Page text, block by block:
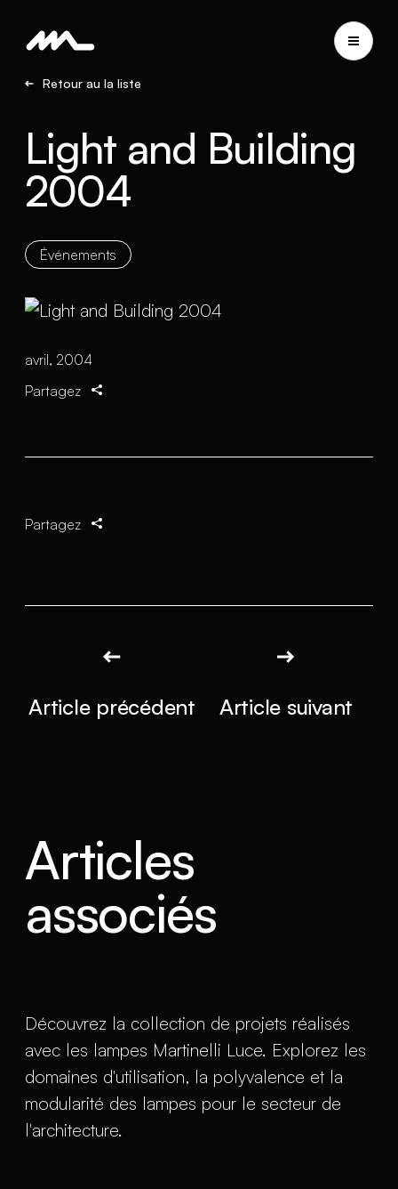
Retour au la liste
Light and Building
2004
Événements
avril, 2004
Partagez
Partagez
Article précédent Article suivant
Articles
associés
Découvrez la collection de projets réalisés
avec les lampes Martinelli Luce. Explorez les
domaines d'utilisation, la polyvalence et la
modularité des lampes pour le secteur de
l'architecture.